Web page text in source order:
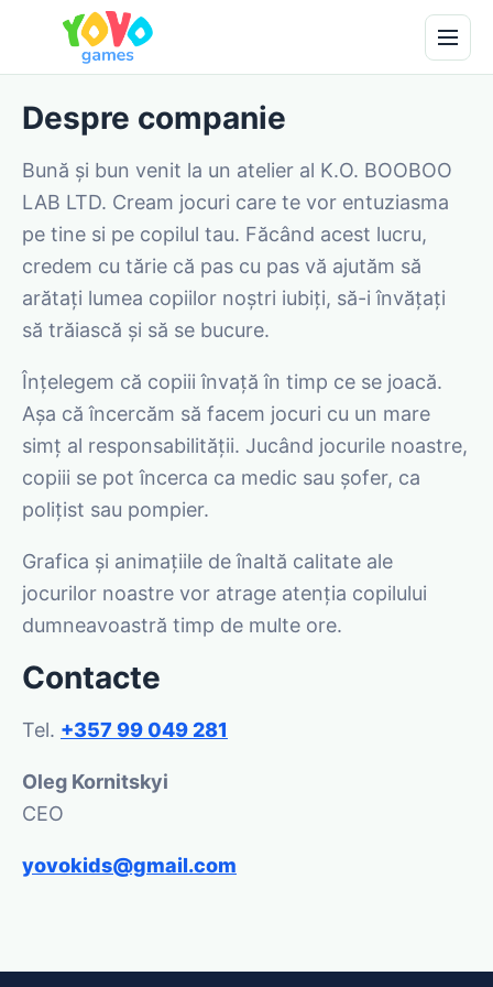
Despre companie
Bună și bun venit la un atelier al K.O. BOOBOO
LAB LTD. Cream jocuri care te vor entuziasma
pe tine si pe copilul tau. Făcând acest lucru,
credem cu tărie că pas cu pas vă ajutăm să
arătați lumea copiilor noștri iubiți, să-i învățați
să trăiască și să se bucure.
Înțelegem că copiii învață în timp ce se joacă.
Așa că încercăm să facem jocuri cu un mare
simț al responsabilității. Jucând jocurile noastre,
copiii se pot încerca ca medic sau șofer, ca
polițist sau pompier.
Grafica și animațiile de înaltă calitate ale
jocurilor noastre vor atrage atenția copilului
dumneavoastră timp de multe ore.
Contacte
Tel. +357 99 049 281
Oleg Kornitskyi
CEO
yovokids@gmail.com